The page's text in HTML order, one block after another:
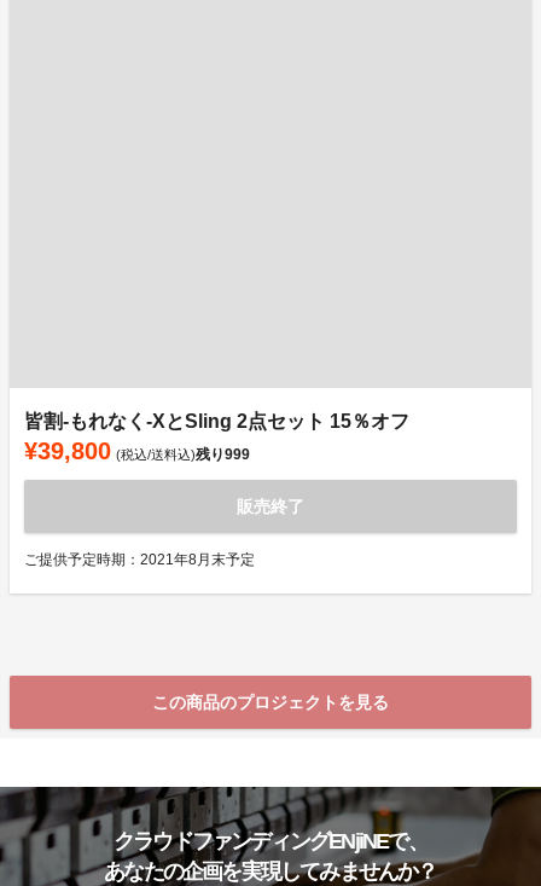
皆割-もれなく-XとSling 2点セット 15％オフ
¥39,800 (税込/送料込)残り999
販売終了
ご提供予定時期：2021年8月末予定
この商品のプロジェクトを見る
クラウドファンディングENjiNEで、
あなたの企画を実現してみませんか？